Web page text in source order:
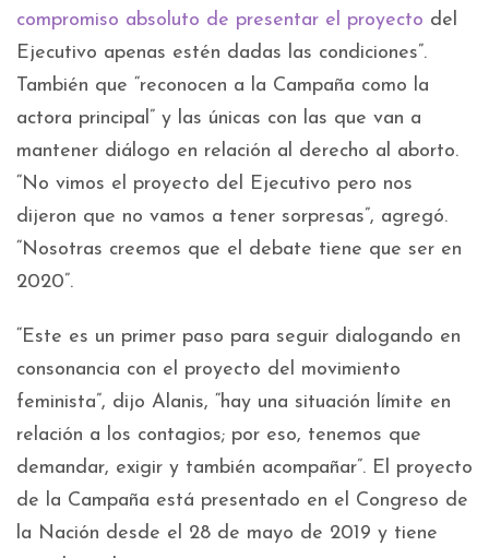
compromiso absoluto de presentar el proyecto del
Ejecutivo apenas estén dadas las condiciones”.
También que “reconocen a la Campaña como la
actora principal” y las únicas con las que van a
mantener diálogo en relación al derecho al aborto.
“No vimos el proyecto del Ejecutivo pero nos
dijeron que no vamos a tener sorpresas”, agregó.
“Nosotras creemos que el debate tiene que ser en
2020”.
“Este es un primer paso para seguir dialogando en
consonancia con el proyecto del movimiento
feminista”, dijo Alanis, “hay una situación límite en
relación a los contagios; por eso, tenemos que
demandar, exigir y también acompañar”. El proyecto
de la Campaña está presentado en el Congreso de
la Nación desde el 28 de mayo de 2019 y tiene